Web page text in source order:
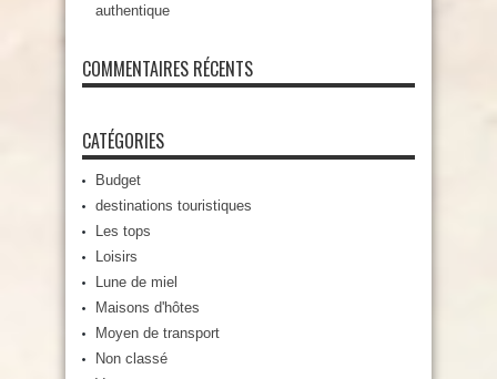
authentique
COMMENTAIRES RÉCENTS
CATÉGORIES
Budget
destinations touristiques
Les tops
Loisirs
Lune de miel
Maisons d'hôtes
Moyen de transport
Non classé